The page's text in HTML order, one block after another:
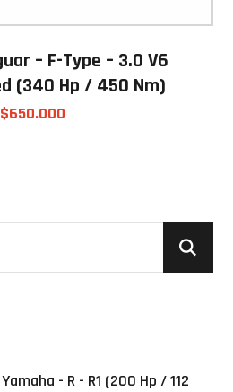
– F-Type – 3.0 V6
(340 Hp / 450 Nm)
$650.000
- R - R1 (200 Hp / 112